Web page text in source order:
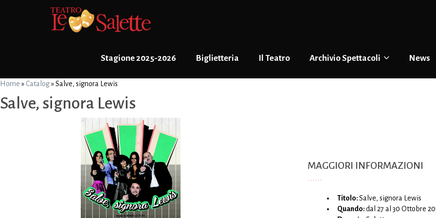
Stagione 2025-2026 Biglietteria Il Teatro Archivio Spettacoli News
Home »Catalog»Salve, signora Lewis
Salve, signora Lewis